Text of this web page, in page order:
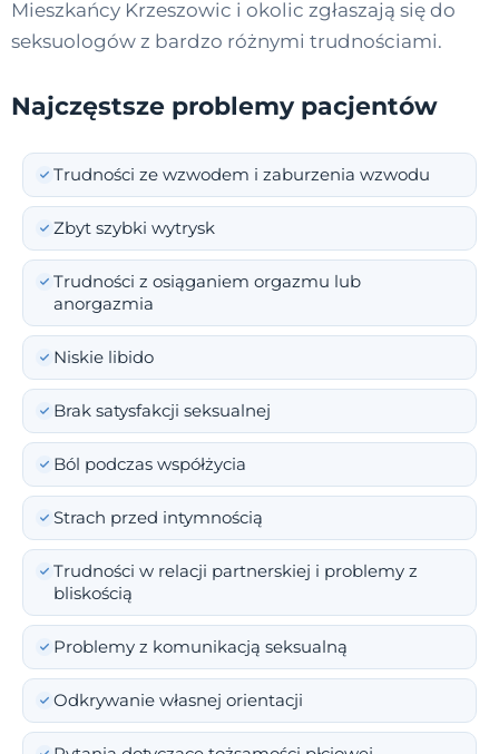
Mieszkańcy Krzeszowic i okolic zgłaszają się do
seksuologów z bardzo różnymi trudnościami.
Najczęstsze problemy pacjentów
Trudności ze wzwodem i zaburzenia wzwodu
Zbyt szybki wytrysk
Trudności z osiąganiem orgazmu lub
anorgazmia
Niskie libido
Brak satysfakcji seksualnej
Ból podczas współżycia
Strach przed intymnością
Trudności w relacji partnerskiej i problemy z
bliskością
Problemy z komunikacją seksualną
Odkrywanie własnej orientacji